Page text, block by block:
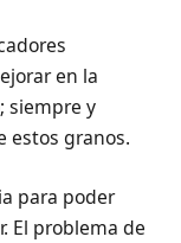
en la
siempre y
estos granos.
para poder
El problema de